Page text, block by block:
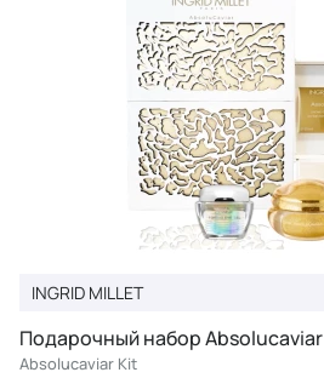
INGRID MILLET
Подарочный набор Absolucaviar
Absolucaviar Kit